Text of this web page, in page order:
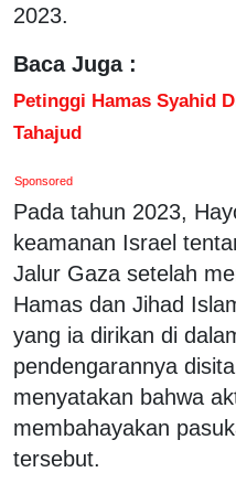
2023.
Baca Juga :
Petinggi Hamas Syahid
Tahajud
Sponsored
Pada tahun 2023,
keamanan Israel
Jalur Gaza setelah
Hamas dan Jihad
yang ia dirikan di
pendengarannya
menyatakan bahwa
membahayakan
tersebut.